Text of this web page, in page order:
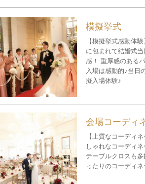
模擬挙式
【模擬挙式感動体
に包まれて結婚式
感！ 重厚感のある
入場は感動的♪当日
擬入場体験♪
会場コーディ
【上質なコーディ
しゃれなコーディ
テーブルクロスも
ったりのコーディ